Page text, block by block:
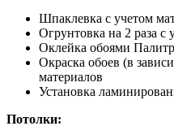
Шпаклевка с учетом
Огрунтовка на 2 раза с
Оклейка обоями
Окраска обоев (в
материалов
Установка
Потолки: